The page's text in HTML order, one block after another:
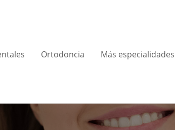
Ortodoncia Más especialidades